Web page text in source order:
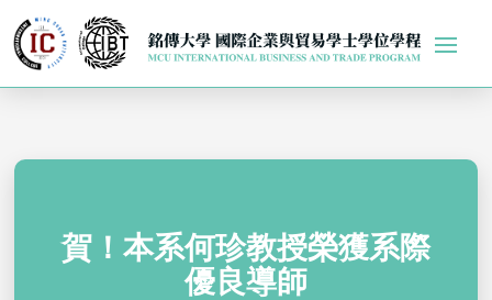
賀！本系何珍教授榮獲系際
優良導師